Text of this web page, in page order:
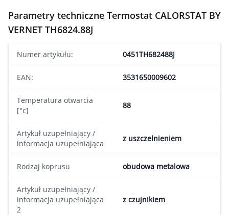
Parametry techniczne Termostat CALORSTAT BY
VERNET TH6824.88J
Numer artykułu: 0451TH682488J
EAN: 3531650009602
Temperatura otwarcia
[°c]
88
Artykuł uzupełniający /
informacja uzupełniająca
z uszczelnieniem
Rodzaj koprusu obudowa metalowa
Artykuł uzupełniający /
informacja uzupełniająca
2
z czujnikiem